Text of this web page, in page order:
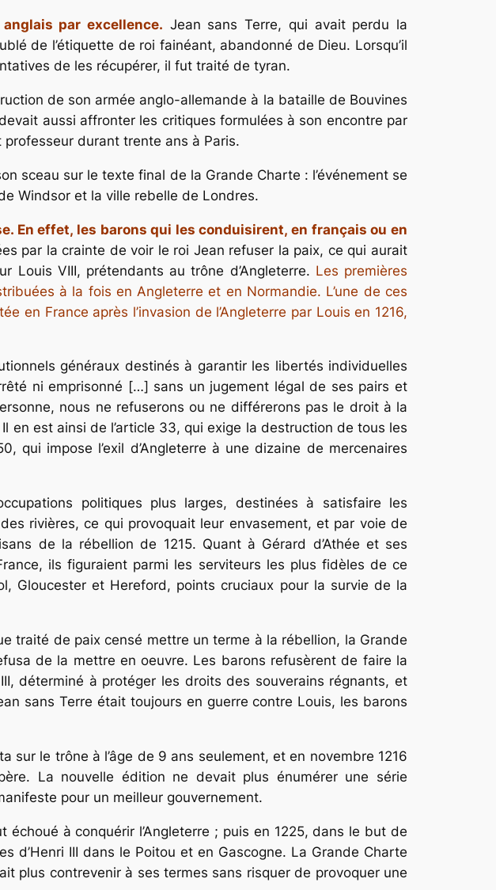
par excellence. Jean sans Terre, qui avait perdu la
de l’étiquette de roi fainéant, abandonné de Dieu. Lorsqu’il
de les récupérer, il fut traité de tyran.
de son armée anglo-allemande à la bataille de Bouvines
aussi affronter les critiques formulées à son encontre par
durant trente ans à Paris.
sceau sur le texte final de la Grande Charte : l’événement se
Windsor et la ville rebelle de Londres.
En effet, les barons qui les conduisirent, en français ou en
par la crainte de voir le roi Jean refuser la paix, ce qui aurait
Louis VIII, prétendants au trône d’Angleterre. Les premières
à la fois en Angleterre et en Normandie. L’une de ces
en France après l’invasion de l’Angleterre par Louis en 1216,
généraux destinés à garantir les libertés individuelles
ni emprisonné […] sans un jugement légal de ses pairs et
nous ne refuserons ou ne différerons pas le droit à la
en est ainsi de l’article 33, qui exige la destruction de tous les
qui impose l’exil d’Angleterre à une dizaine de mercenaires
politiques plus larges, destinées à satisfaire les
rivières, ce qui provoquait leur envasement, et par voie de
de la rébellion de 1215. Quant à Gérard d’Athée et ses
ils figuraient parmi les serviteurs les plus fidèles de ce
Gloucester et Hereford, points cruciaux pour la survie de la
traité de paix censé mettre un terme à la rébellion, la Grande
de la mettre en oeuvre. Les barons refusèrent de faire la
déterminé à protéger les droits des souverains régnants, et
sans Terre était toujours en guerre contre Louis, les barons
sur le trône à l’âge de 9 ans seulement, et en novembre 1216
La nouvelle édition ne devait plus énumérer une série
pour un meilleur gouvernement.
à conquérir l’Angleterre ; puis en 1225, dans le but de
III dans le Poitou et en Gascogne. La Grande Charte
plus contrevenir à ses termes sans risquer de provoquer une